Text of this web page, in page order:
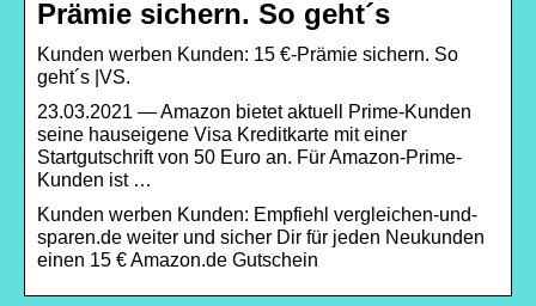
Prämie sichern. So geht´s
Kunden werben Kunden: 15 €-Prämie sichern. So
geht´s |VS.
23.03.2021 — Amazon bietet aktuell Prime-Kunden
seine hauseigene Visa Kreditkarte mit einer
Startgutschrift von 50 Euro an. Für Amazon-Prime-
Kunden ist …
Kunden werben Kunden: Empfiehl vergleichen-und-
sparen.de weiter und sicher Dir für jeden Neukunden
einen 15 € Amazon.de Gutschein